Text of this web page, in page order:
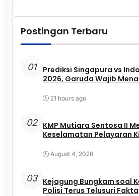
Postingan Terbaru
01
Prediksi Singapura vs
2026, Garuda Wajib
21 hours ago
02 KMP Mutiara Sentosa II
Keselamatan Pelayaran
August 4, 2026
03 Kejagung Bungkam soal
Polisi Terus Telusuri Fakta